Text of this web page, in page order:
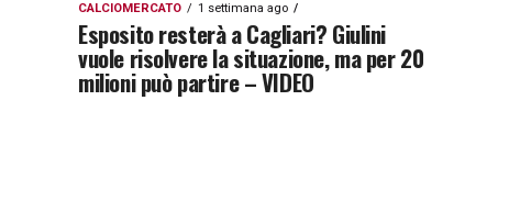
CALCIOMERCATO 1 settimana ago
Esposito resterà a Cagliari? Giulini
vuole risolvere la situazione, ma per 20
milioni può partire – VIDEO